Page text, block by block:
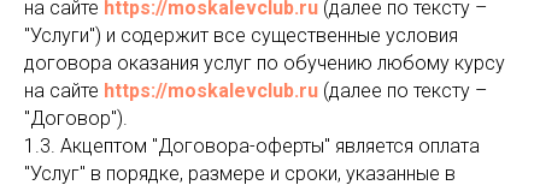
на сайте https://moskalevclub.ru (далее по тексту –
"Услуги") и содержит все существенные условия
договора оказания услуг по обучению любому курсу
на сайте https://moskalevclub.ru (далее по тексту –
"Договор").
1.3. Акцептом "Договора-оферты" является оплата
"Услуг" в порядке, размере и сроки, указанные в